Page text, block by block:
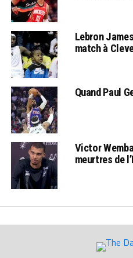
Lebron
match à
Quand Paul
Victor
meurtres de